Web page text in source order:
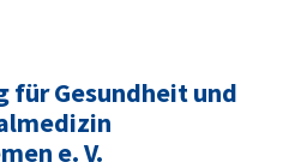
für Gesundheit und
e. V.